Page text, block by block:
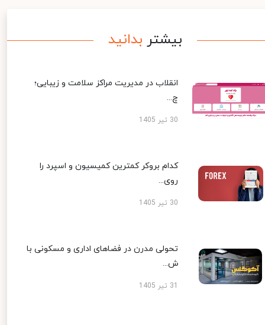
بیشتر بدانید
انقلاب در مدیریت مراکز سلامت و زیبایی؛
چ...
30 تیر 1405
کدام بروکر کمترین کمیسیون و اسپرد را
روی...
30 تیر 1405
تحولی مدرن در فضاهای اداری و مسکونی با
ش...